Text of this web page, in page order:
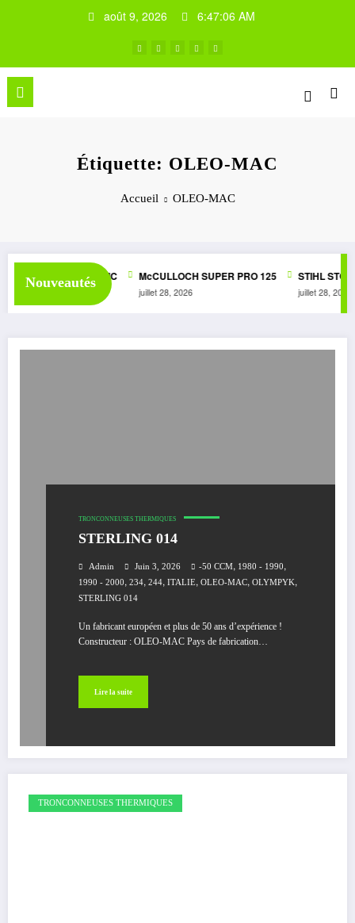
août 9, 2026 6:47:07 AM
Étiquette: OLEO-MAC
Accueil OLEO-MAC
Nouveautés
1050 AUTOMATIC McCULLOCH SUPER PRO 125
juillet 28, 2026
STIHL STG1
juillet 28, 2026
TRONCONNEUSES THERMIQUES
STERLING 014
Admin Juin 3, 2026 -50 CCM, 1980 - 1990,
1990 - 2000, 234, 244, ITALIE, OLEO-MAC, OLYMPYK,
STERLING 014
Un fabricant européen et plus de 50 ans d’expérience !
Constructeur : OLEO-MAC Pays de fabrication…
Lire la suite
TRONCONNEUSES THERMIQUES